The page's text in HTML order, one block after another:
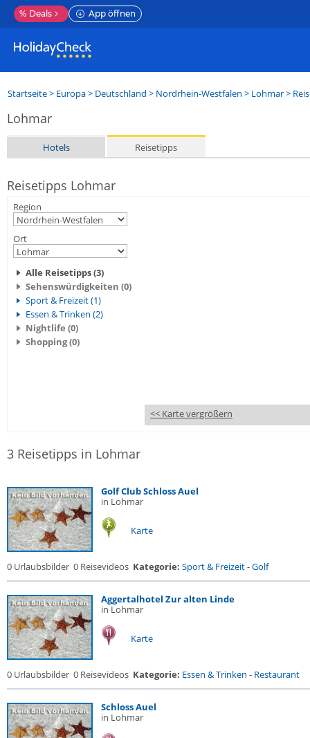
% Deals App öffnen
Startseite> Europa> Deutschland > Nordrhein-Westfalen > Lohmar>
Lohmar
Hotels Reisetipps
Reisetipps Lohmar
Region
Ort
Alle Reisetipps (3)
Sehenswürdigkeiten (0)
Sport & Freizeit (1)
Essen & Trinken (2)
Nightlife (0)
Shopping (0)
<< Karte vergrößern
3 Reisetipps in Lohmar
Golf Club Schloss Auel
in Lohmar
Karte
0 Urlaubsbilder 0 Reisevideos Kategorie: Sport & Freizeit-Golf
Aggertalhotel Zur alten Linde
in Lohmar
Karte
0 Urlaubsbilder 0 Reisevideos Kategorie: Essen & Trinken - Restaurant
Schloss Auel
in Lohmar